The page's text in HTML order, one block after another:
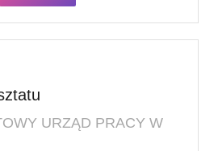
URZĄD PRACY W